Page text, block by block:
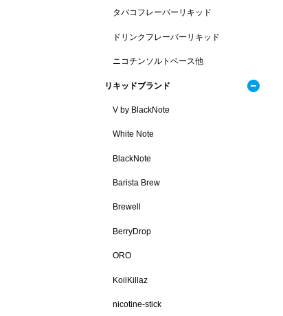
タバコフレーバーリキッド
ドリンクフレーバーリキッド
ニコチンソルトベース他
リキッドブランド
V by BlackNote
White Note
BlackNote
Barista Brew
Brewell
BerryDrop
ORO
KoilKillaz
nicotine-stick